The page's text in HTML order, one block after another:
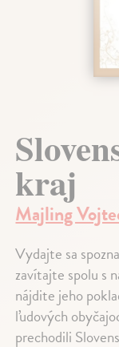
kraj
Majling
Vydajte sa
zavítajte spolu s
nájdite jeho
ľudových
prechodili